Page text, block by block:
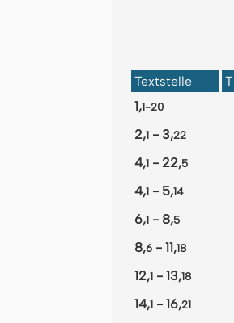
Textstelle
1,1-20
2,1- 3,22
4,1- 22,5
4,1- 5,14
6,1- 8,5
8,6- 11,18
12,1- 13,18
14,1- 16,21